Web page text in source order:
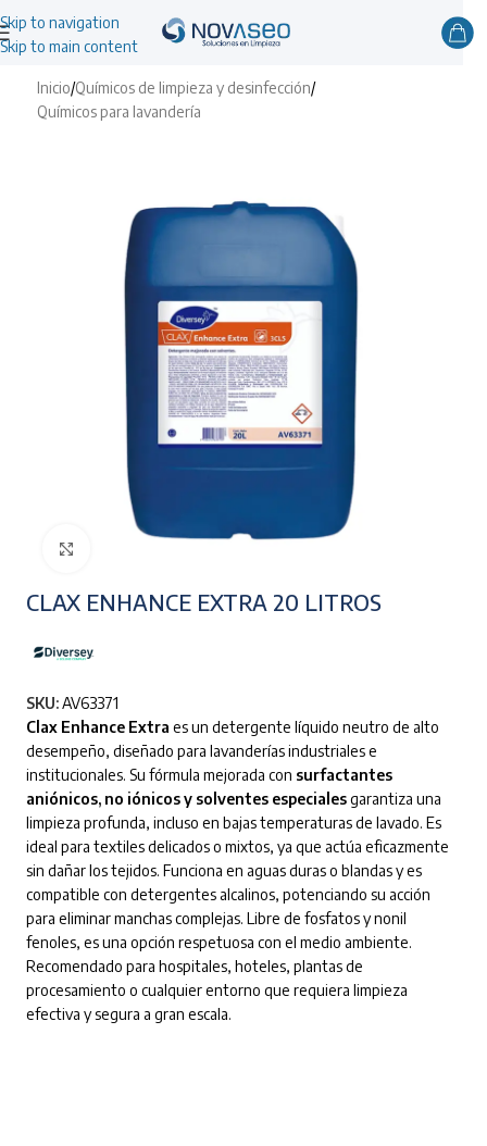
Skip to navigation
Skip to main content
Inicio/Químicos de limpieza y desinfección/
Químicos para lavandería
CLAX ENHANCE EXTRA 20 LITROS
SKU:AV63371
Clax Enhance Extra es un detergente líquido neutro de alto
desempeño, diseñado para lavanderías industriales e
institucionales. Su fórmula mejorada con surfactantes
aniónicos, no iónicos y solventes especialesgarantiza una
limpieza profunda, incluso en bajas temperaturas de lavado. Es
ideal para textiles delicados o mixtos, ya que actúa eficazmente
sin dañar los tejidos. Funciona en aguas duras o blandas y es
compatible con detergentes alcalinos, potenciando su acción
para eliminar manchas complejas. Libre de fosfatos y nonil
fenoles, es una opción respetuosa con el medio ambiente.
Recomendado para hospitales, hoteles, plantas de
procesamiento o cualquier entorno que requiera limpieza
efectiva y segura a gran escala.